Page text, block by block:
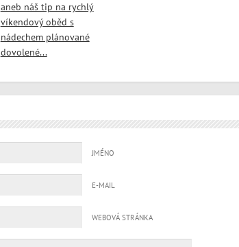
aneb náš tip na rychlý
víkendový oběd s
nádechem plánované
dovolené...
JMÉNO
E-MAIL
WEBOVÁ STRÁNKA